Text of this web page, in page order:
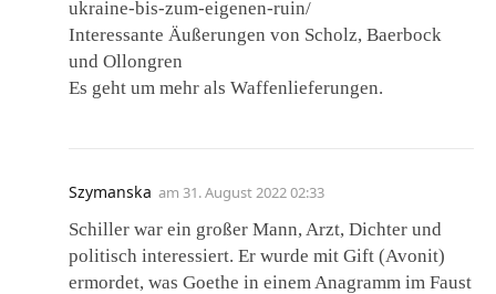
ukraine-bis-zum-eigenen-ruin/
Interessante Äußerungen von Scholz, Baerbock
und Ollongren
Es geht um mehr als Waffenlieferungen.
Szymanska am 31. August 2022 02:33
Schiller war ein großer Mann, Arzt, Dichter und
politisch interessiert. Er wurde mit Gift (Avonit)
ermordet, was Goethe in einem Anagramm im Faust